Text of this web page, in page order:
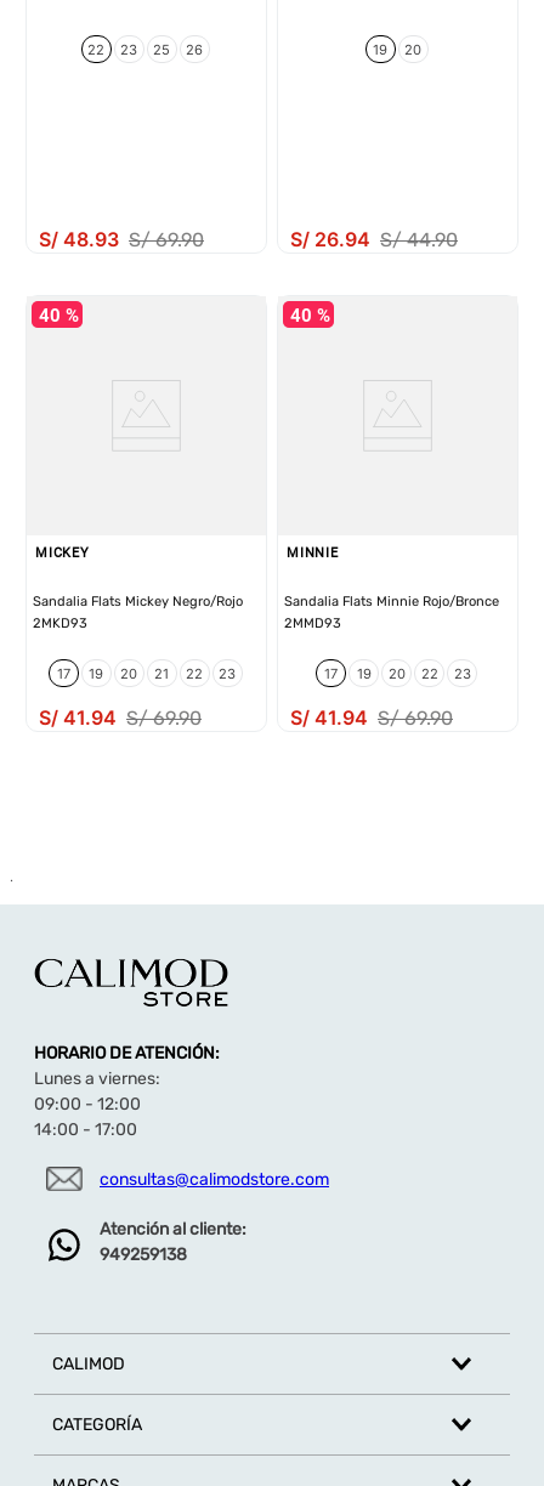
22 23 25 26
S/ 48.93 S/ 69.90
19 20
S/ 26.94 S/ 44.90
40 %
MICKEY
Sandalia Flats Mickey Negro/Rojo
2MKD93
17 19 20 21 22 23
S/ 41.94 S/ 69.90
40 %
MINNIE
Sandalia Flats Minnie Rojo/Bronce
2MMD93
17 19 20 22 23
S/ 41.94 S/ 69.90
.
HORARIO DE ATENCIÓN:
Lunes a viernes:
09:00 - 12:00
14:00 - 17:00
consultas@calimodstore.com
Atención al cliente:
949259138
CALIMOD
CATEGORÍA